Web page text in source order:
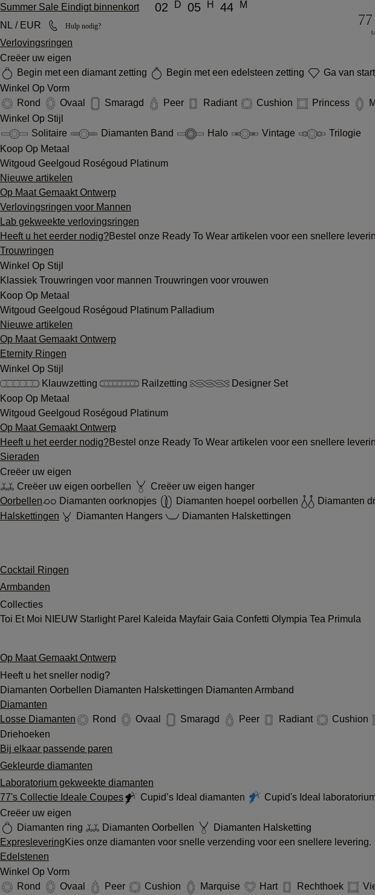
Summer Sale Eindigt binnenkort 02 D 05 H 44
M
NL / EUR
Hulp nodig?
Verlovingsringen
Creëer uw eigen
Begin met een diamant zetting
Begin met een edelsteen zetting Ga van
Winkel Op Vorm
Rond
Ovaal Smaragd Peer Radiant Cushion Princess
Winkel Op Stijl
Solitaire
Diamanten Band Halo Vintage
Trilogie
Koop Op Metaal
Witgoud Geelgoud Roségoud Platinum
Nieuwe artikelen
Op Maat Gemaakt Ontwerp
Verlovingsringen voor Mannen
Lab gekweekte verlovingsringen
Heeft u het eerder nodig?Bestel onze Ready To Wear artikelen voor een snellere
Trouwringen
Winkel Op Stijl
Klassiek Trouwringen voor mannen Trouwringen voor vrouwen
Koop Op Metaal
Witgoud Geelgoud Roségoud Platinum Palladium
Nieuwe artikelen
Op Maat Gemaakt Ontwerp
Eternity Ringen
Winkel Op Stijl
Klauwzetting
Railzetting
Designer Set
Koop Op Metaal
Witgoud Geelgoud Roségoud Platinum
Op Maat Gemaakt Ontwerp
Heeft u het eerder nodig?Bestel onze Ready To Wear artikelen voor een snellere
Sieraden
Creëer uw eigen
Creëer uw eigen oorbellen
Creëer uw eigen hanger
Oorbellen
Diamanten oorknopjes Diamanten hoepel oorbellen
Diamanten
Halskettingen
Diamanten Hangers Diamanten Halskettingen
Cocktail Ringen
Armbanden
Collecties
Toi Et Moi NIEUW Starlight Parel Kaleida Mayfair Gaia Confetti Olympia Tea Primula
Op Maat Gemaakt Ontwerp
Heeft u het sneller nodig?
Diamanten Oorbellen Diamanten Halskettingen Diamanten Armband
Diamanten
Losse Diamanten
Rond Ovaal Smaragd Peer Radiant Cushion
Driehoeken
Bij elkaar passende paren
Gekleurde diamanten
Laboratorium gekweekte diamanten
77's Collectie Ideale Coupes
Cupid’s Ideal diamanten Cupid's Ideal
Creëer uw eigen
Diamanten ring
Diamanten Oorbellen
Diamanten Halsketting
Expreslevering Kies onze diamanten voor snelle verzending voor een snellere levering.
Edelstenen
Winkel Op Vorm
Rond
Ovaal Peer Cushion Marquise Hart Rechthoek